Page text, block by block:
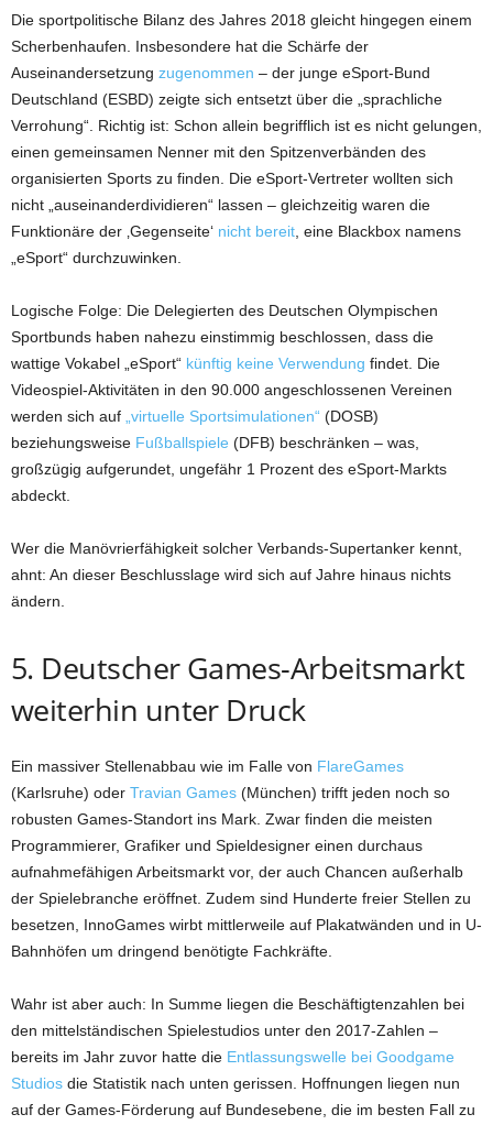
Die sportpolitische Bilanz des Jahres 2018 gleicht hingegen einem
Scherbenhaufen. Insbesondere hat die Schärfe der
Auseinandersetzung zugenommen – der junge eSport-Bund
Deutschland (ESBD) zeigte sich entsetzt über die „sprachliche
Verrohung“. Richtig ist: Schon allein begrifflich ist es nicht gelungen,
einen gemeinsamen Nenner mit den Spitzenverbänden des
organisierten Sports zu finden. Die eSport-Vertreter wollten sich
nicht „auseinanderdividieren“ lassen – gleichzeitig waren die
Funktionäre der ‚Gegenseite‘ nicht bereit , eine Blackbox namens
„eSport“ durchzuwinken.
Logische Folge: Die Delegierten des Deutschen Olympischen
Sportbunds haben nahezu einstimmig beschlossen, dass die
wattige Vokabel „eSport“ künftig keine Verwendung findet. Die
Videospiel-Aktivitäten in den 90.000 angeschlossenen Vereinen
werden sich auf „virtuelle Sportsimulationen“ (DOSB)
beziehungsweise Fußballspiele (DFB) beschränken – was,
großzügig aufgerundet, ungefähr 1 Prozent des eSport-Markts
abdeckt.
Wer die Manövrierfähigkeit solcher Verbands-Supertanker kennt,
ahnt: An dieser Beschlusslage wird sich auf Jahre hinaus nichts
ändern.
5. Deutscher Games-Arbeitsmarkt
weiterhin unter Druck
Ein massiver Stellenabbau wie im Falle von FlareGames
(Karlsruhe) oder Travian Games (München) trifft jeden noch so
robusten Games-Standort ins Mark. Zwar finden die meisten
Programmierer, Grafiker und Spieldesigner einen durchaus
aufnahmefähigen Arbeitsmarkt vor, der auch Chancen außerhalb
der Spielebranche eröffnet. Zudem sind Hunderte freier Stellen zu
besetzen, InnoGames wirbt mittlerweile auf Plakatwänden und in U-
Bahnhöfen um dringend benötigte Fachkräfte.
Wahr ist aber auch: In Summe liegen die Beschäftigtenzahlen bei
den mittelständischen Spielestudios unter den 2017-Zahlen –
bereits im Jahr zuvor hatte die Entlassungswelle bei Goodgame
Studios die Statistik nach unten gerissen. Hoffnungen liegen nun
auf der Games-Förderung auf Bundesebene, die im besten Fall zu